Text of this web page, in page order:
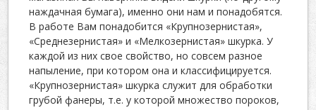
наждачная бумага), именно они нам и понадобятся.
В работе Вам понадобится «Крупнозернистая»,
«Среднезернистая» и «Мелкозернистая» шкурка. У
каждой из них свое свойство, но совсем разное
напыление, при котором она и классифицируется.
«Крупнозернистая» шкурка служит для обработки
грубой фанеры, т.е. у которой множество пороков,